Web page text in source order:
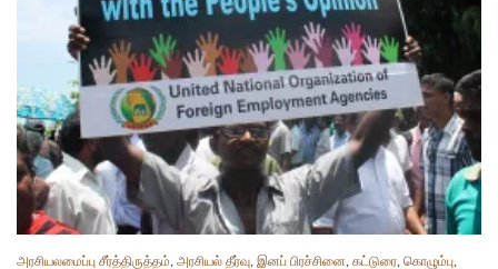
அரசியலமைப்பு சீர்த்திருத்தம், அரசியல் தீர்வு, இனப் பிரச்சினை, கட்டுரை, கொழும்பு,